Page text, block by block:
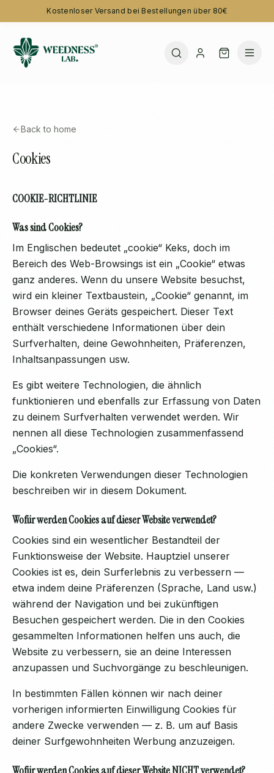
Kostenloser Versand bei Bestellungen über 80€
Back to home
Cookies
COOKIE-RICHTLINIE
Was sind Cookies?
Im Englischen bedeutet „cookie“ Keks, doch im
Bereich des Web-Browsings ist ein „Cookie“ etwas
ganz anderes. Wenn du unsere Website besuchst,
wird ein kleiner Textbaustein, „Cookie“ genannt, im
Browser deines Geräts gespeichert. Dieser Text
enthält verschiedene Informationen über dein
Surfverhalten, deine Gewohnheiten, Präferenzen,
Inhaltsanpassungen usw.
Es gibt weitere Technologien, die ähnlich
funktionieren und ebenfalls zur Erfassung von Daten
zu deinem Surfverhalten verwendet werden. Wir
nennen all diese Technologien zusammenfassend
„Cookies“.
Die konkreten Verwendungen dieser Technologien
beschreiben wir in diesem Dokument.
Wofür werden Cookies auf dieser Website verwendet?
Cookies sind ein wesentlicher Bestandteil der
Funktionsweise der Website. Hauptziel unserer
Cookies ist es, dein Surferlebnis zu verbessern —
etwa indem deine Präferenzen (Sprache, Land usw.)
während der Navigation und bei zukünftigen
Besuchen gespeichert werden. Die in den Cookies
gesammelten Informationen helfen uns auch, die
Website zu verbessern, sie an deine Interessen
anzupassen und Suchvorgänge zu beschleunigen.
In bestimmten Fällen können wir nach deiner
vorherigen informierten Einwilligung Cookies für
andere Zwecke verwenden — z. B. um auf Basis
deiner Surfgewohnheiten Werbung anzuzeigen.